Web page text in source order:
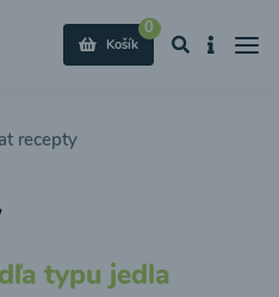
0
Košík
recepty
typu jedla